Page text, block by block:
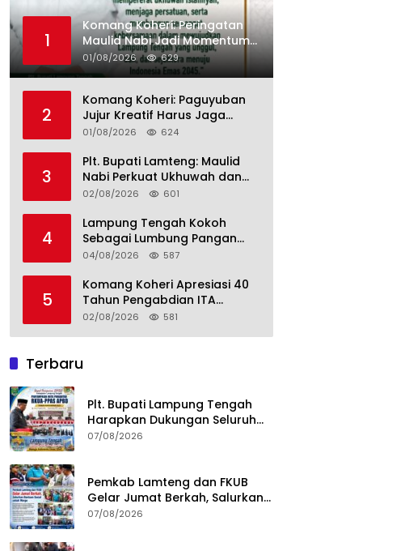
1
Komang Koheri: Peringatan
Maulid Nabi Jadi Momentum
Perkuat Ukhuwah Umat di
Lampung Tengah
01/08/2026 629
2
Komang Koheri: Paguyuban
Jujur Kreatif Harus Jaga
Persatuan untuk Kemajuan
01/08/2026 624
3
Plt. Bupati Lamteng: Maulid
Nabi Perkuat Ukhuwah dan
Jaga Kerukunan Umat
02/08/2026 601
4
Lampung Tengah Kokoh
Sebagai Lumbung Pangan
dan Kekuatan Perkebunan
Kemandirian Pangan adalah
Fondasi Menuju Indonesia
Emas 2045
04/08/2026 587
5
Komang Koheri Apresiasi 40
Tahun Pengabdian ITA
Optical Group untuk
02/08/2026 581
Terbaru
Plt. Bupati Lampung Tengah
Harapkan Dukungan Seluruh
Pimpinan DPRD Bahas RKUA-
07/08/2026
Pemkab Lamteng dan FKUB
Gelar Jumat Berkah, Salurkan
Bantuan Sosial untuk Warga
07/08/2026